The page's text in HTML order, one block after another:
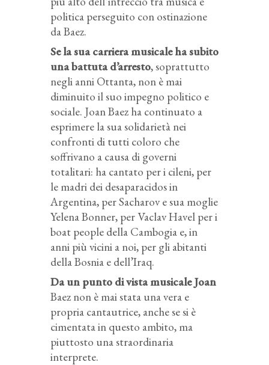
politica perseguito con ostinazione
da Baez.
Se la sua carriera musicale ha subito
una battuta d’arresto, soprattutto
negli anni Ottanta, non è mai
diminuito il suo impegno politico e
sociale. Joan Baez ha continuato a
esprimere la sua solidarietà nei
confronti di tutti coloro che
soffrivano a causa di governi
totalitari: ha cantato per i cileni, per
le madri dei desaparacidos in
Argentina, per Sacharov e sua moglie
Yelena Bonner, per Vaclav Havel per i
boat people della Cambogia e, in
anni più vicini a noi, per gli abitanti
della Bosnia e dell’Iraq.
Da un punto di vista musicaleJoan
Baez non è mai stata una vera e
propria cantautrice, anche se si è
cimentata in questo ambito, ma
piuttosto una straordinaria
interprete.